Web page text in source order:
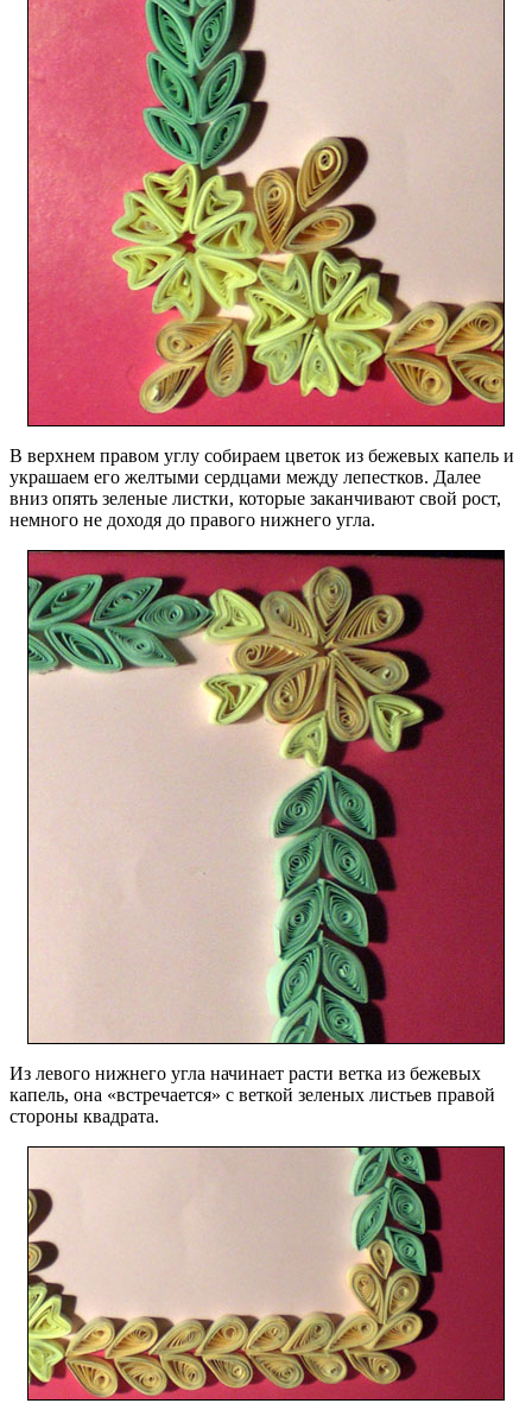
В верхнем правом углу собираем цветок из бежевых капель и
украшаем его желтыми сердцами между лепестков. Далее
вниз опять зеленые листки, которые заканчивают свой рост,
немного не доходя до правого нижнего угла.
Из левого нижнего угла начинает расти ветка из бежевых
капель, она «встречается» с веткой зеленых листьев правой
стороны квадрата.